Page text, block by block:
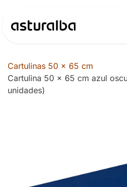
Cartulinas 50 x 65 cm
Cartulina 50 x 65 cm azul
unidades)